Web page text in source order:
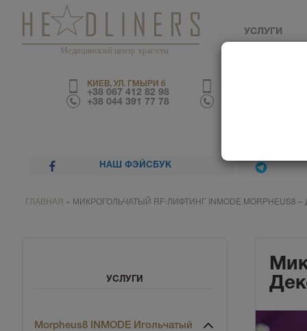
Медицинский центр красоты
УСЛУГИ
КИЕВ, УЛ. ГМЫРИ 6
+38 067 412 82 98
+38 044 391 77 78
НАШ ФЭЙСБУК
ГЛАВНАЯ » МИКРОГОЛЬЧАТЫЙ RF-ЛИФТИНГ INMODE MORPHEUS8
УСЛУГИ
Morpheus8 INMODE Игольчатый